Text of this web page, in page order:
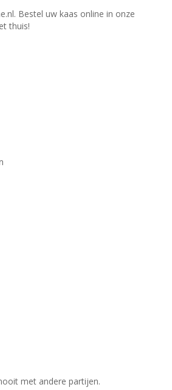
Bestel uw kaas online in onze
thuis!
met andere partijen.